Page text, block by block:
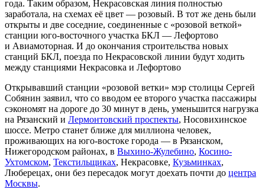
года. Таким образом, Некрасовская линия полностью
заработала, на схемах её цвет — розовый. В тот же день были
открыты и две соседние, соединенные с «розовой веткой»
станции юго-восточного участка БКЛ — Лефортово
и Авиамоторная. И до окончания строительства новых
станций БКЛ, поезда по Некрасовской линии будут ходить
между станциями Некрасовка и Лефортово
Открывавший станции «розовой ветки» мэр столицы Сергей
Собянин заявил, что со вводом ее второго участка пассажиры
сэкономят на дороге до 30 минут в день, уменьшится нагрузка
на Рязанский и Лермонтовский проспекты, Носовихинское
шоссе. Метро станет ближе для миллиона человек,
проживающих на юго-востоке города — в Рязанском,
Нижегородском районах, в Выхино-Жулебино, Косино-
Ухтомском, Текстильщиках, Некрасовке, Кузьминках,
Люберецах, они без пересадок могут доехать почти до центра
Москвы.